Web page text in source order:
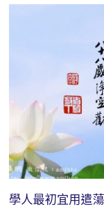
學人最初宜用遣